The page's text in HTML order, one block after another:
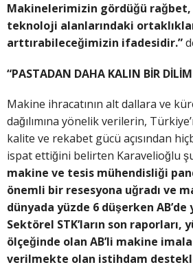
Makinelerimizin gördüğü
teknoloji alanlarındaki
arttırabileceğimizin ifadesidir.”
“PASTADAN DAHA KALIN BİR
Makine ihracatının alt dallara ve
dağılımına yönelik verilerin,
kalite ve rekabet gücü açısından
ispat ettiğini belirten Karavelioğlu
makine ve tesis mühendisliği
önemli bir resesyona uğradı ve
dünyada yüzde 6 düşerken AB’de
Sektörel STK’ların son raporları,
ölçeğinde olan AB’li makine
verilmekte olan istihdam